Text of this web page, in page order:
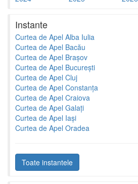
Instante
Curtea de Apel Alba Iulia
Curtea de Apel Bacău
Curtea de Apel Brașov
Curtea de Apel București
Curtea de Apel Cluj
Curtea de Apel Constanța
Curtea de Apel Craiova
Curtea de Apel Galați
Curtea de Apel Iași
Curtea de Apel Oradea
Toate instantele